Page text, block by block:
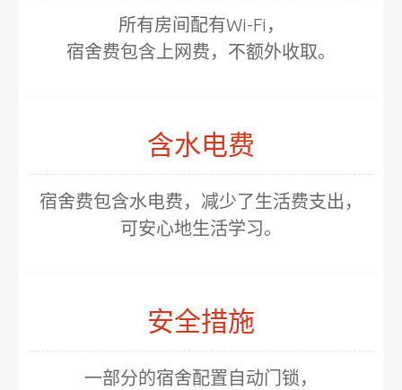
所有房间配有Wi-Fi，
宿舍费包含上网费，不额外收取。
含水电费
宿舍费包含水电费，减少了生活费支出，
可安心地生活学习。
安全措施
一部分的宿舍配置自动门锁，